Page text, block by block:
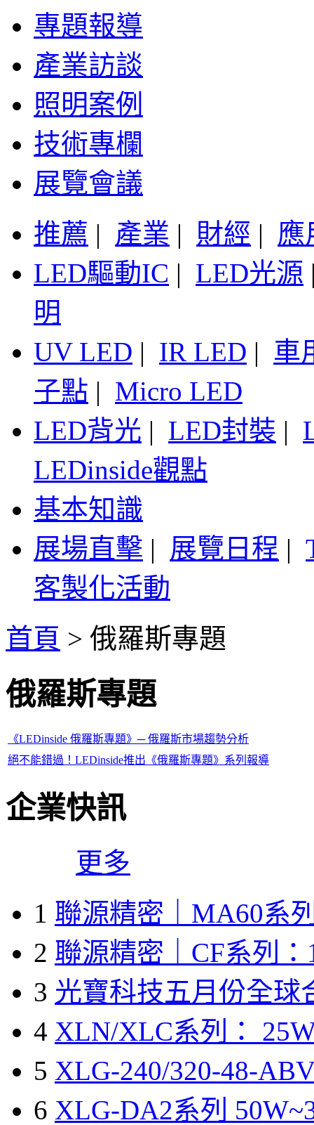
專題報導
產業訪談
照明案例
技術專欄
展覽會議
推薦 | 產業 | 財經 | 應
LED驅動IC | LED光源
明
UV LED | IR LED | 車
子點 | Micro LED
LED背光 | LED封裝 |
LEDinside觀點
基本知識
展場直擊 | 展覽日程 |
客製化活動
首頁 > 俄羅斯專題
俄羅斯專題
《LEDinside 俄羅斯專題》─ 俄羅斯市場趨勢分析
絕不能錯過！LEDinside推出《俄羅斯專題》系列報導
企業快訊
更多
1 聯源精密｜MA60系
2 聯源精密｜CF系列：
3 光寶科技五月份全球
4 XLN/XLC系列：
5 XLG-240/320-48-
6 XLG-DA2系列